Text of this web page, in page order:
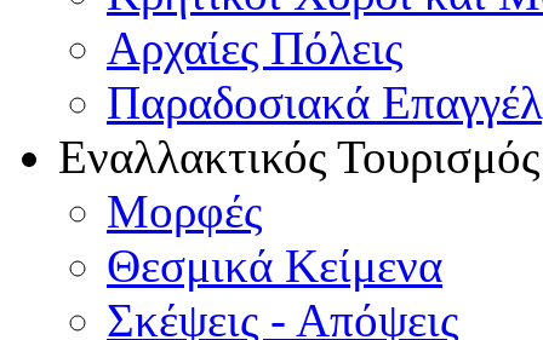
Αρχαίες Πόλεις
Παραδοσιακά
Εναλλακτικός Τουρισμός
Μορφές
Θεσμικά Κείμενα
Σκέψεις - Απόψεις